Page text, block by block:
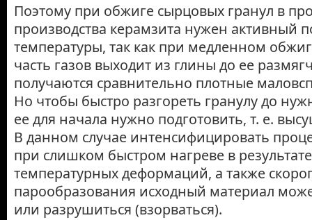
Поэтому при обжиге сырцовых гранул в
производства керамзита нужен активный
температуры, так как при медленном
часть газов выходит из глины до ее
получаются сравнительно плотные
Но чтобы быстро разгореть гранулу до
ее для начала нужно подготовить, т. е.
В данном случае интенсифицировать
при слишком быстром нагреве в
температурных деформаций, а также
парообразования исходный материал
или разрушиться (взорваться).